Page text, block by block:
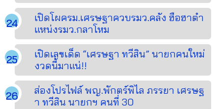
เปิดโผครม.เศรษฐาควบรมว.คลัง ฮือฮาตำ
แหน่งรมว.กลาโหม
เปิดเลขเด็ด “เศรษฐา ทวีสิน” นายกคนใหม่
งวดนี้มาแน่!!
ส่องโปรไฟล์ พญ.พักตร์พิไล ภรรยา เศรษฐ
า ทวีสิน นายกฯ คนที่ 30